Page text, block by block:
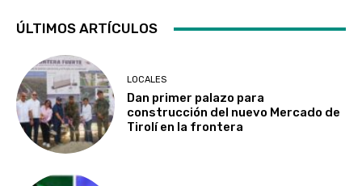
ÚLTIMOS ARTÍCULOS
LOCALES
Dan primer palazo para
construcción del nuevo Mercado de
Tirolí en la frontera